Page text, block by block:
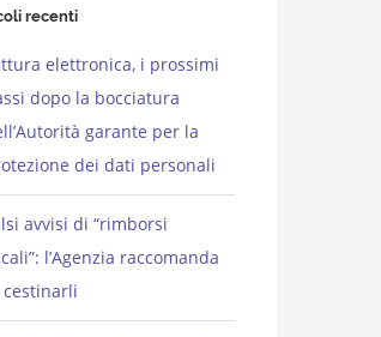
recenti
elettronica, i prossimi
dopo la bocciatura
garante per la
dei dati personali
avvisi di “rimborsi
l’Agenzia raccomanda